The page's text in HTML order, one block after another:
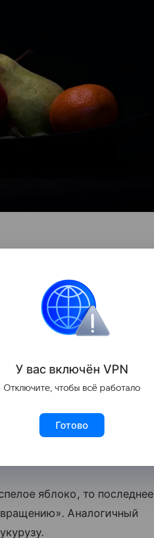
они быстро поспеют,
Зотов.
около трёх дней. Если
протяжении двух-трёх
Петербург» Быкова.
место. Дополнительно
убрать плоды.
участии уже зрелых
яблоко, то последнее
Аналогичный
У вас включён VPN
Отключите, чтобы всё работало
Готово